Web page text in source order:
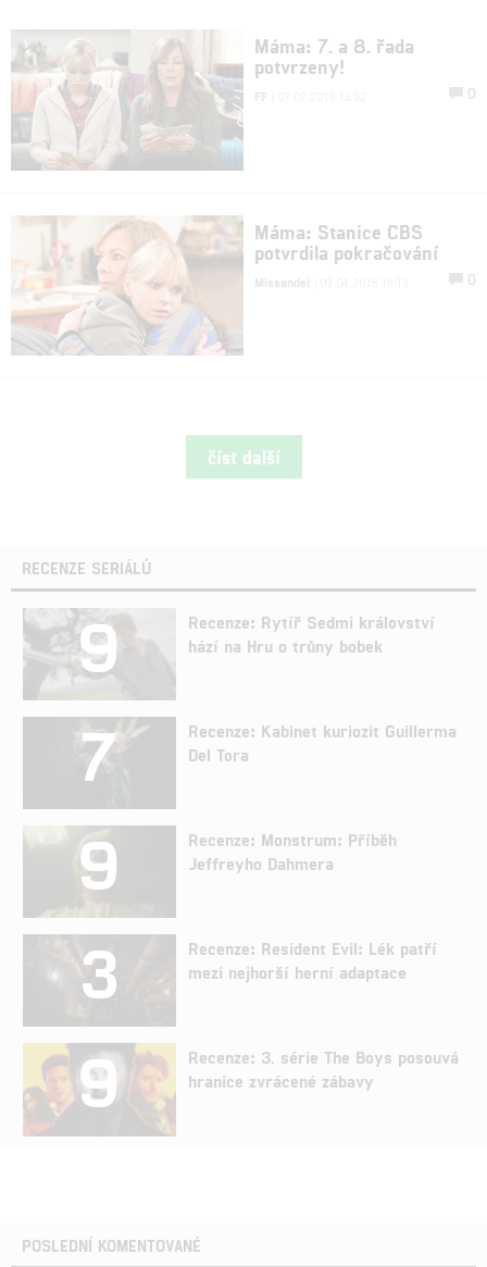
Máma: 7. a 8. řada
potvrzeny!
FF 0
Máma: Stanice CBS
potvrdila pokračování
Missandei 0
číst další
RECENZE SERIÁLŮ
9
Recenze: Rytíř Sedmi království
hází na Hru o trůny bobek
7
Recenze: Kabinet kuriozit Guillerma
Del Tora
9
Recenze: Monstrum: Příběh
Jeffreyho Dahmera
3
Recenze: Resident Evil: Lék patří
mezi nejhorší herní adaptace
9
Recenze: 3. série The Boys posouvá
hranice zvrácené zábavy
POSLEDNÍ KOMENTOVANÉ